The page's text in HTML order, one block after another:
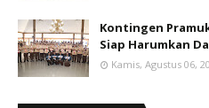
Kontingen
Siap Harumkan
Kamis, Agustus 06,